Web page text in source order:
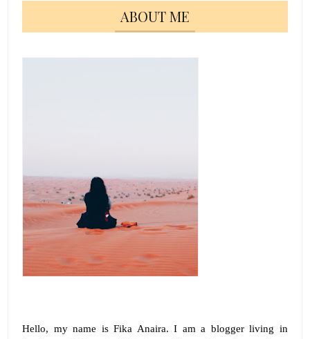
ABOUT ME
Hello, my name isFika Anaira. I am a blogger living in